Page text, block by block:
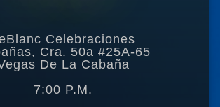
Celebraciones
Cra. 50a #25A-65
De La Cabaña
7:00 P.M.